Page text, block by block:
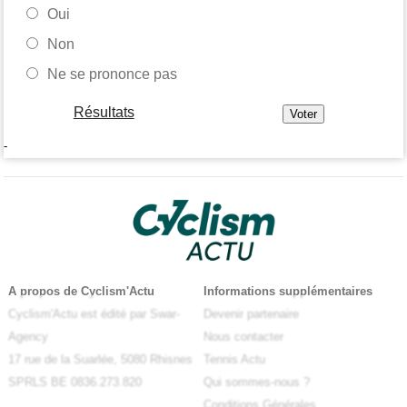
Oui
Non
Ne se prononce pas
Résultats
-
A propos de Cyclism'Actu
Cyclism'Actu est édité par Swar-
Agency
17 rue de la Suarlée, 5080 Rhisnes
SPRLS BE 0836.273.820
Informations supplémentaires
Devenir partenaire
Nous contacter
Tennis Actu
Qui sommes-nous ?